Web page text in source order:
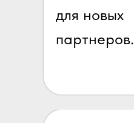
для новых
партнеров.